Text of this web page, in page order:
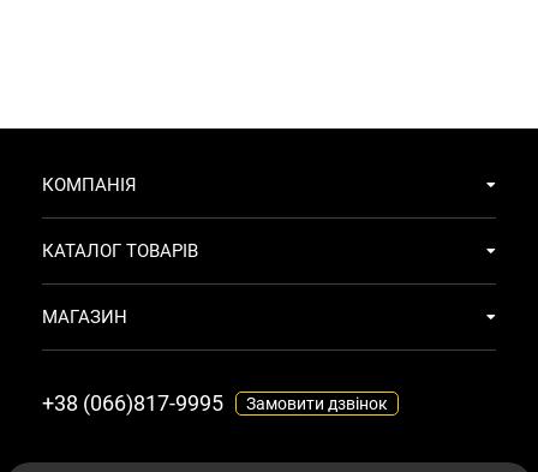
КОМПАНІЯ
КАТАЛОГ ТОВАРІВ
МАГАЗИН
+38 (066)817-9995 Замовити дзвінок